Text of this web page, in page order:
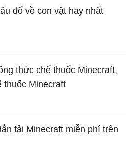
đố về con vật hay nhất
thức chế thuốc Minecraft,
thuốc Minecraft
tải Minecraft miễn phí trên